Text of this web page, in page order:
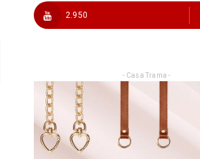
2.950
- Casa Trama -